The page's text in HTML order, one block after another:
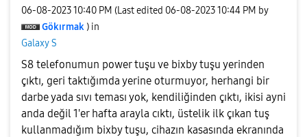
‎06-08-202310:40 PM (Last edited ‎06-08-202310:44 PM by
Gökırmak ) in
Galaxy S
S8 telefonumun power tuşu ve bixby tuşu yerinden
çıktı, geri taktığımda yerine oturmuyor, herhangi bir
darbe yada sıvı teması yok, kendiliğinden çıktı, ikisi ayni
anda değil 1'er hafta arayla cıktı, üstelik ilk çıkan tuş
kullanmadığım bixby tuşu, cihazın kasasında ekranında